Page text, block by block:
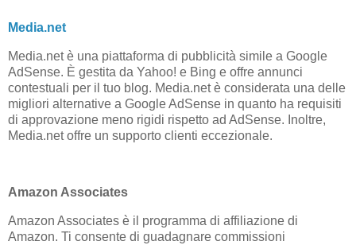
Media.net
Media.net è una piattaforma di pubblicità simile a Google
AdSense. È gestita da Yahoo! e Bing e offre annunci
contestuali per il tuo blog. Media.net è considerata una delle
migliori alternative a Google AdSense in quanto ha requisiti
di approvazione meno rigidi rispetto ad AdSense. Inoltre,
Media.net offre un supporto clienti eccezionale.
Amazon Associates
Amazon Associates è il programma di affiliazione di
Amazon. Ti consente di guadagnare commissioni